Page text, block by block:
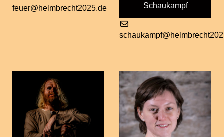
feuer@helmbrecht2025.de Schaukampf